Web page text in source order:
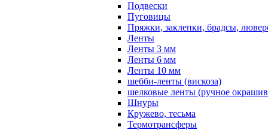
Подвески
Пуговицы
Пряжки, заклепки, брадсы,
Ленты
Ленты 3 мм
Ленты 6 мм
Ленты 10 мм
шебби-ленты (вискоза)
шелковые ленты (ручное
Шнуры
Кружево, тесьма
Термотрансферы